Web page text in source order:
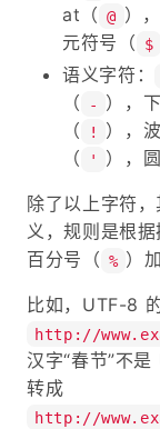
at（ @ ），
元符号（
$
语义字符：
（
- ），
（
! ），
（
' ），
除了以上字符
义，规则是根
百分号（ % ）
比如，UTF-8
http://
汉字“春节”不
转成
http://